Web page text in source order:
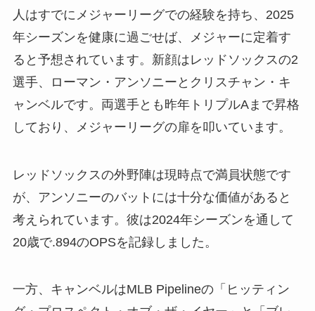
人はすでにメジャーリーグでの経験を持ち、2025
年シーズンを健康に過ごせば、メジャーに定着す
ると予想されています。新顔はレッドソックスの2
選手、ローマン・アンソニーとクリスチャン・キ
ャンベルです。両選手とも昨年トリプルAまで昇格
しており、メジャーリーグの扉を叩いています。
レッドソックスの外野陣は現時点で満員状態です
が、アンソニーのバットには十分な価値があると
考えられています。彼は2024年シーズンを通して
20歳で.894のOPSを記録しました。
一方、キャンベルはMLB Pipelineの「ヒッティン